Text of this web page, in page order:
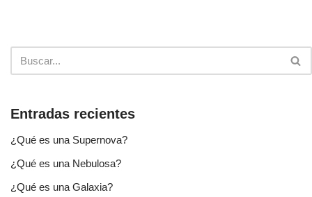
Entradas recientes
¿Qué es una Supernova?
¿Qué es una Nebulosa?
¿Qué es una Galaxia?